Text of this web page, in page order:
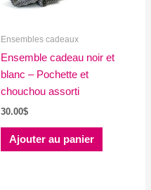
Ensembles cadeaux
Ensemble cadeau noir et
blanc – Pochette et
chouchou assorti
30.00$
Ajouter au panier